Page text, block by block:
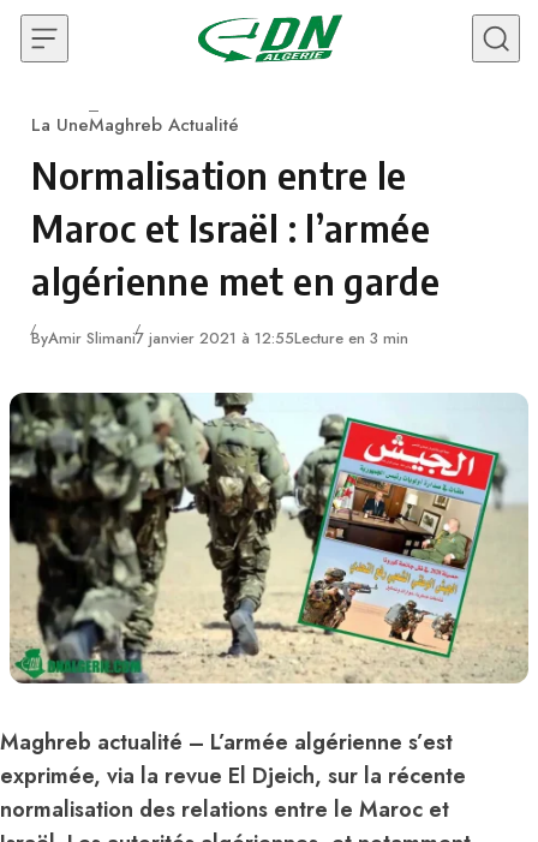
Skip to content
Category
La UneMaghreb Actualité
Normalisation entre le
Maroc et Israël : l’armée
algérienne met en garde
ByAmir Slimani7 janvier 2021 à 12:55Lecture en 3 min
Maghreb actualité – L’armée algérienne s’est
exprimée, via la revue El Djeich, sur la récente
normalisation des relations entre le Maroc et